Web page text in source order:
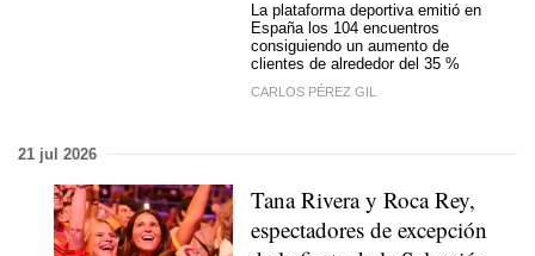
La plataforma deportiva emitió en
España los 104 encuentros
consiguiendo un aumento de
clientes de alrededor del 35 %
CARLOS PÉREZ GIL
21 jul 2026
Tana Rivera y Roca Rey,
espectadores de excepción